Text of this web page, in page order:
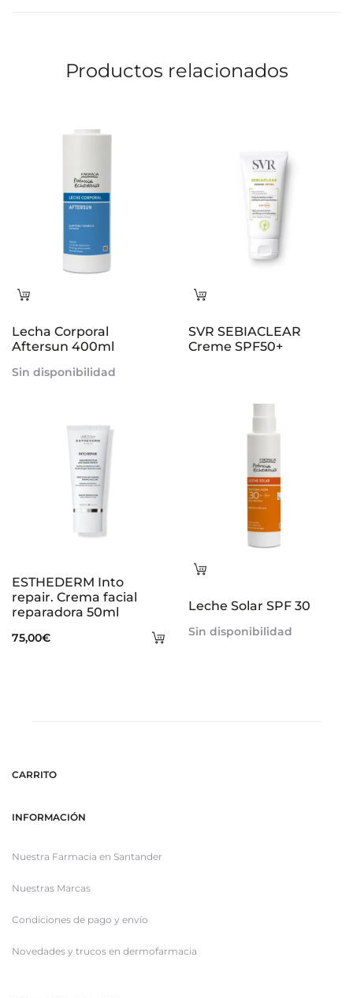
Productos relacionados
Leer
Lecha Corporal
Aftersun 400ml
Sin disponibilidad
Leer
SVR SEBIACLEAR
Creme SPF50+
Añadir
ESTHEDERM Into
repair. Crema facial
reparadora 50ml
75,00€
Leer
Leche Solar SPF 30
Sin disponibilidad
CARRITO
INFORMACIÓN
Nuestra Farmacia en Santander
Nuestras Marcas
Condiciones de pago y envío
Novedades y trucos en dermofarmacia